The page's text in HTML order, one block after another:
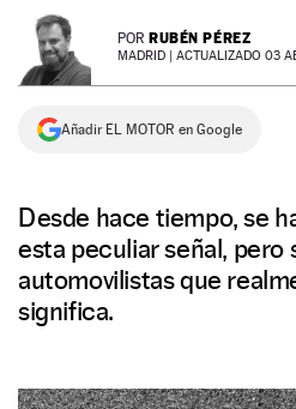
NEWSLETTER POR RUBÉN PÉREZ
MADRID | ACTUALIZADO 03
Añadir EL MOTOR en Google
Desde hace tiempo, se
esta peculiar señal, pero
automovilistas que
significa.